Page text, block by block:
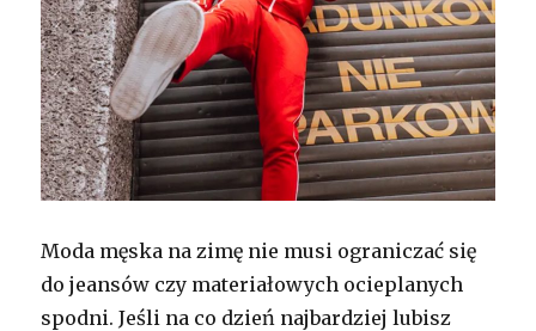
Moda męska na zimę nie musi ograniczać się
do jeansów czy materiałowych ocieplanych
spodni. Jeśli na co dzień najbardziej lubisz